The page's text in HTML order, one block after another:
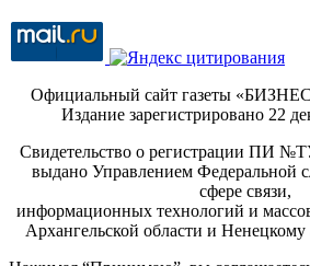
Официальный сайт газеты
Издание зарегистрировано 22
Свидетельство о регистрации ПИ
выдано Управлением Федеральной
сфере связи,
информационных технологий и
Архангельской области и